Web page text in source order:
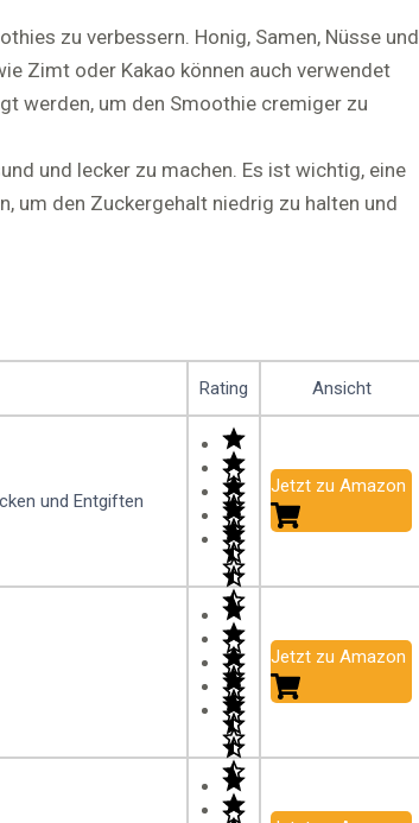
zu verbessern. Honig, Samen, Nüsse und
Zimt oder Kakao können auch verwendet
werden, um den Smoothie cremiger zu
und lecker zu machen. Es ist wichtig, eine
um den Zuckergehalt niedrig zu halten und
Rating Ansicht
und Entgiften
Jetzt zu Amazon
Jetzt zu Amazon